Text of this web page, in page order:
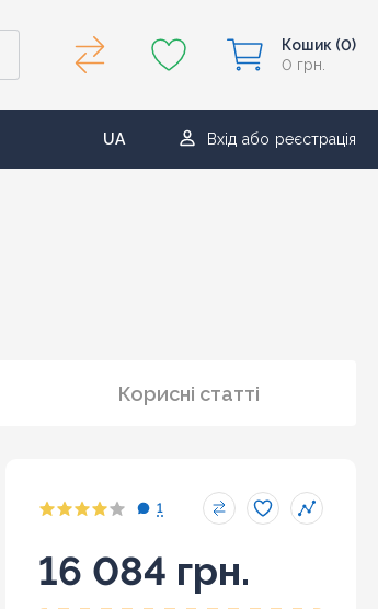
Кошик (0)
0 грн.
UA
RU
Вхід або реєстрація
Корисні статті
1
16 084 грн.